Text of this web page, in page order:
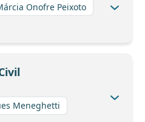
Onofre Peixoto
Meneghetti